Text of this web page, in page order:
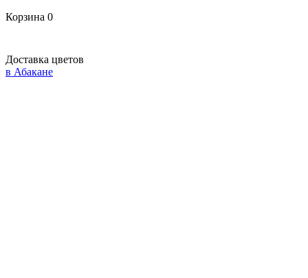
Корзина 0
Доставка цветов
в Абакане